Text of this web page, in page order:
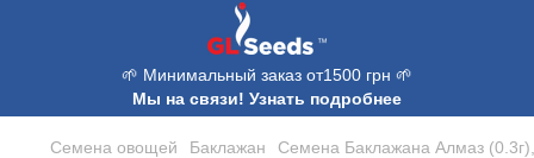
🌱 Минимальный заказ от1500 грн 🌱
Мы на связи! Узнать подробнее
Семена овощей Баклажан Семена Баклажана Алмаз